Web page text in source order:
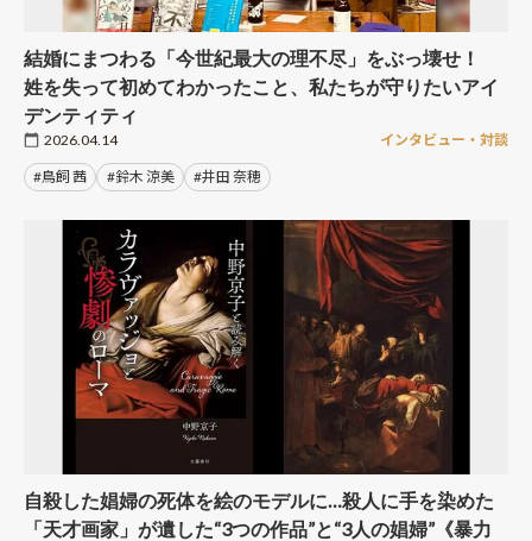
結婚にまつわる「今世紀最大の理不尽」をぶっ壊せ！
姓を失って初めてわかったこと、私たちが守りたいアイ
デンティティ
2026.04.14 インタビュー・対談
#鳥飼 茜 #鈴木 涼美 #井田 奈穂
自殺した娼婦の死体を絵のモデルに…殺人に手を染めた
「天才画家」が遺した“3つの作品”と“3人の娼婦”《暴力